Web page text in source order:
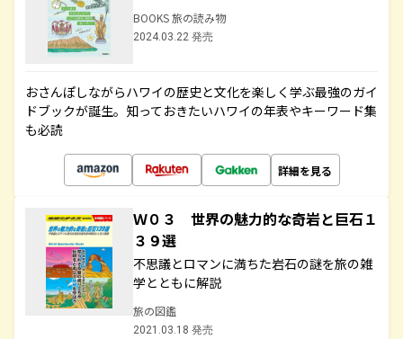
BOOKS 旅の読み物
2024.03.22 発売
おさんぽしながらハワイの歴史と文化を楽しく学ぶ最強のガイ
ドブックが誕生。知っておきたいハワイの年表やキーワード集
も必読
詳細を見る
Ｗ０３ 世界の魅力的な奇岩と巨石１
３９選
不思議とロマンに満ちた岩石の謎を旅の雑
学とともに解説
旅の図鑑
2021.03.18 発売